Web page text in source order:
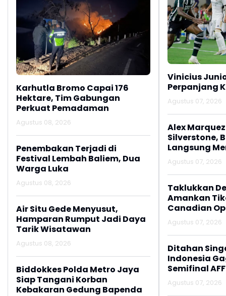
Karhutla Bromo Capai 176
Hektare, Tim Gabungan
Perkuat Pemadaman
Agustus 08, 2026
Penembakan Terjadi di
Festival Lembah Baliem, Dua
Warga Luka
Agustus 08, 2026
Air Situ Gede Menyusut,
Hamparan Rumput Jadi Daya
Tarik Wisatawan
Agustus 08, 2026
Biddokkes Polda Metro Jaya
Siap Tangani Korban
Kebakaran Gedung Bapenda
Vinicius
Perpanjang
Agustus 07, 2026
Alex
Silverstone,
Langsung
Agustus 07, 2026
Taklukkan
Amankan
Canadian
Agustus 07, 2026
Ditahan
Indonesia
Semifinal
Agustus 07, 2026